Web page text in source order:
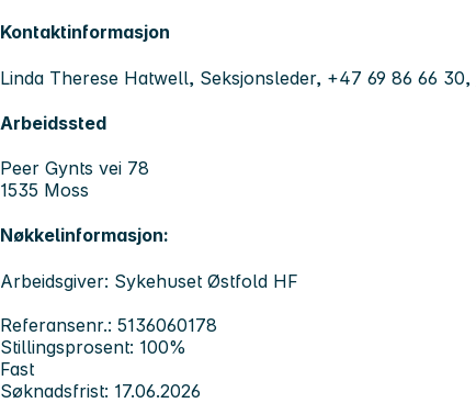
Kontaktinformasjon
Linda Therese Hatwell, Seksjonsleder, +47 69 86 66 30,
Arbeidssted
Peer Gynts vei 78
1535 Moss
Nøkkelinformasjon:
Arbeidsgiver: Sykehuset Østfold HF
Referansenr.: 5136060178
Stillingsprosent: 100%
Fast
Søknadsfrist: 17.06.2026